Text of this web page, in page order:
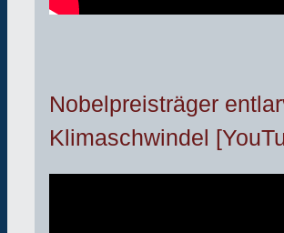
Nobelpreisträger
Klimaschwindel